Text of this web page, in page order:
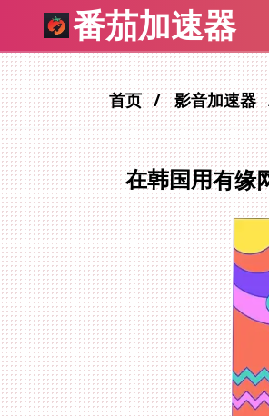
番茄加速器
首页 影音加速器
在韩国用有缘